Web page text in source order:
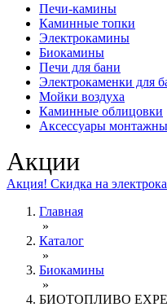
Печи-камины
Каминные топки
Электрокамины
Биокамины
Печи для бани
Электрокаменки для
Мойки воздуха
Каминные облицовки
Аксессуары
Акции
Акция! Скидка на
Главная
»
Каталог
»
Биокамины
»
БИОТОПЛИВО